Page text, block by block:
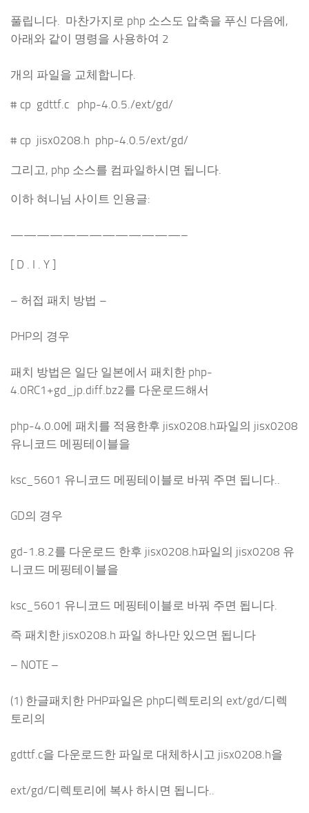
풀립니다. 마찬가지로 php 소스도 압축을 푸신 다음에,
아래와 같이 명령을 사용하여 2
개의 파일을 교체합니다.
# cp gdttf.c php-4.0.5./ext/gd/
# cp jisx0208.h php-4.0.5/ext/gd/
그리고, php 소스를 컴파일하시면 됩니다.
이하 혀니님 사이트 인용글:
—————————————–
[ D . I . Y ]
– 허접 패치 방법 –
PHP의 경우
패치 방법은 일단 일본에서 패치한 php-
4.0RC1+gd_jp.diff.bz2를 다운로드해서
php-4.0.0에 패치를 적용한후 jisx0208.h파일의 jisx0208
유니코드 메핑테이블을
ksc_5601 유니코드 메핑테이블로 바꿔 주면 됩니다..
GD의 경우
gd-1.8.2를 다운로드 한후 jisx0208.h파일의 jisx0208 유
니코드 메핑테이블을
ksc_5601 유니코드 메핑테이블로 바꿔 주면 됩니다.
즉 패치한 jisx0208.h 파일 하나만 있으면 됩니다
– NOTE –
(1) 한글패치한 PHP파일은 php디렉토리의 ext/gd/디렉
토리의
gdttf.c을 다운로드한 파일로 대체하시고 jisx0208.h을
ext/gd/디렉토리에 복사 하시면 됩니다..